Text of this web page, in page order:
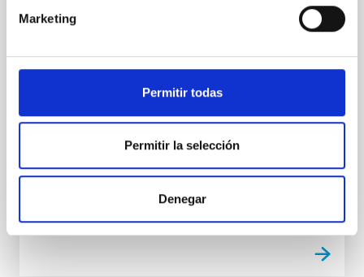
Marketing
Permitir todas
Permitir la selección
Denegar
de Canarias del Reino de España para la
alemanes en el observatorio del Teide
El objeto del convenio es la operación de las
Tenerife, en los términos y condiciones que se
establecen en el artículo 3 del Protocolo del Tratado
In-force date 07/05/2023-05/26/2032